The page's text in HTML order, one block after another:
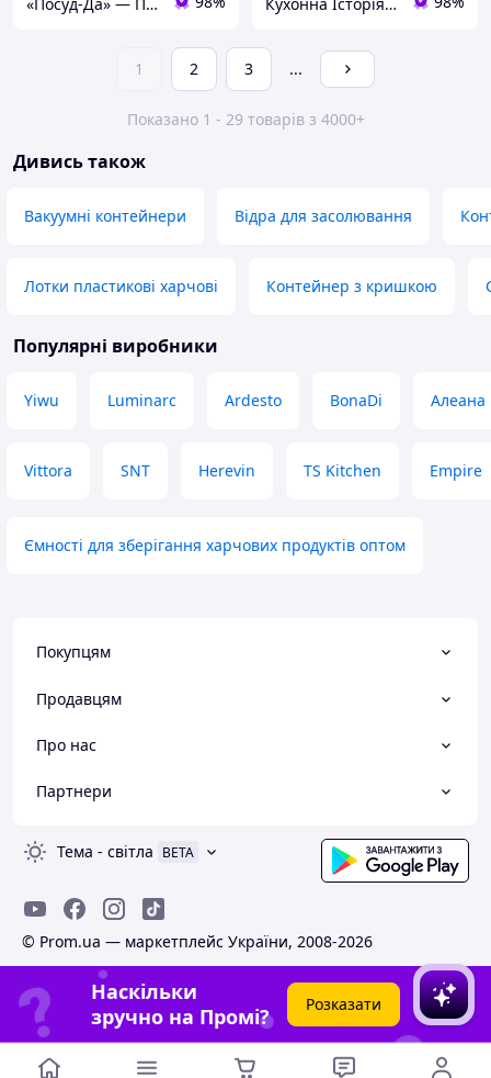
1 2 3 ...
Показано 1 - 29 товарів з 4000+
Дивись також
Вакуумні контейнери Відра для засолювання
Лотки пластикові харчові Контейнер з кришкою
Популярні виробники
Yiwu Luminarc Ardesto BonaDi Алеана
Vittora SNT Herevin TS Kitchen Empire
Ємності для зберігання харчових продуктів оптом
Покупцям
Продавцям
Про нас
Партнери
Тема - світла BETA
© Prom.ua — маркетплейс України, 2008-2026
Наскільки
зручно на Промі?
Розказати